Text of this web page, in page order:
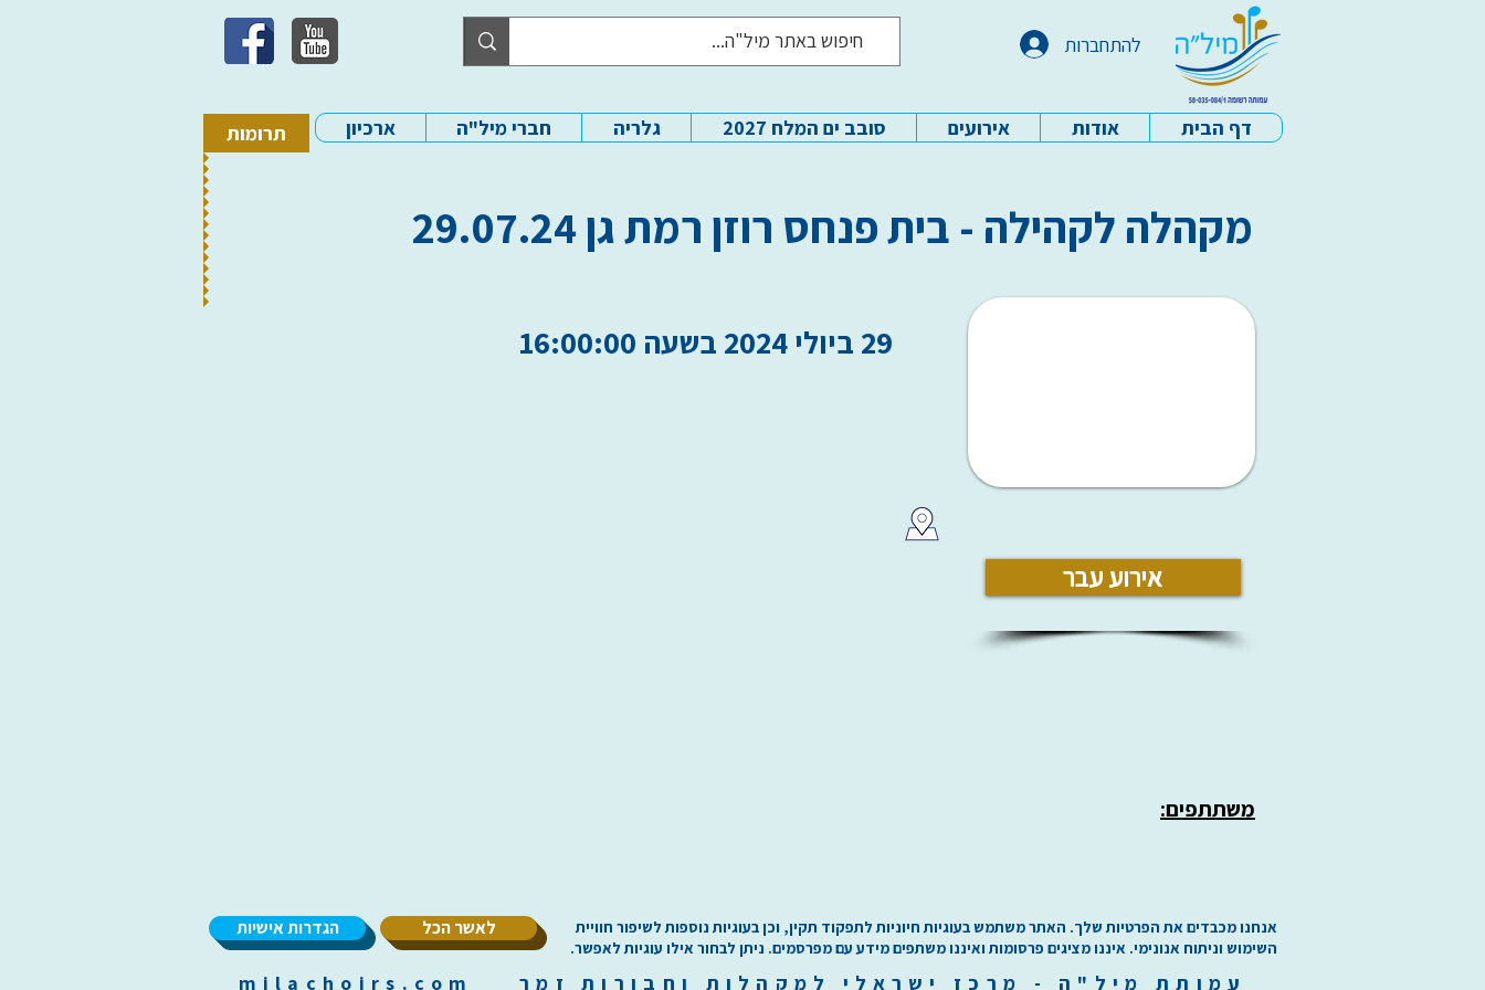
להתחברות
תרומות עמותת מיל"ה - דף הביתדף הבית אודות אירועים סובב ים המלח 2027 גלריה חברי מיל"ה ארכיון
מקהלה לקהילה - בית פנחס רוזן רמת גן 29.07.24
29 ביולי 2024 בשעה 16:00:00
אירוע עבר
משתתפים:
הגדרות אישיות לאשר הכל
אנחנו מכבדים את הפרטיות שלך. האתר משתמש בעוגיות חיוניות לתפקוד תקין, וכן בעוגיות נוספות לשיפור חוויית
השימוש וניתוח אנונימי. איננו מציגים פרסומות ואיננו משתפים מידע עם מפרסמים. ניתן לבחור אילו עוגיות לאפשר.
עמותת מיל"ה - מ רכז ישראלי למקהלות וחבורות זמר milachoirs.com